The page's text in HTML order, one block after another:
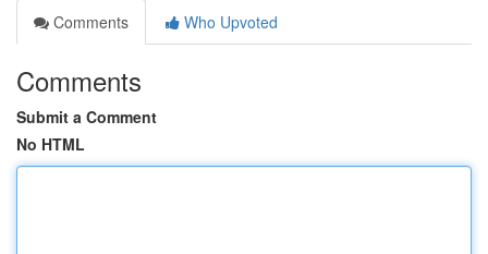
Comments
Who Upvoted
Comments
Submit a Comment
No HTML